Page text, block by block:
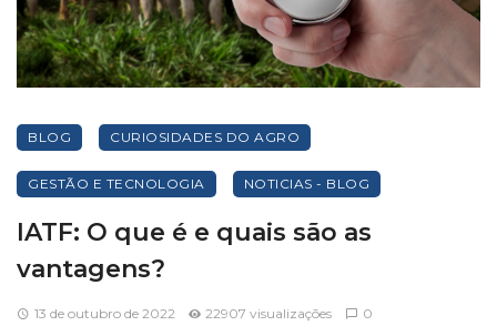
BLOG CURIOSIDADES DO AGRO
GESTÃO E TECNOLOGIA NOTICIAS - BLOG
IATF: O que é e quais são as
vantagens?
13 de outubro de 2022 22907 visualizações 0